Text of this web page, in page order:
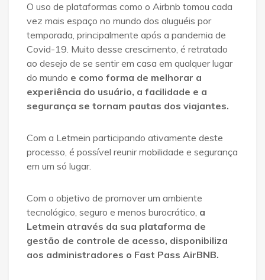
O uso de plataformas como o Airbnb tomou cada
vez mais espaço no mundo dos aluguéis por
temporada, principalmente após a pandemia de
Covid-19. Muito desse crescimento, é retratado
ao desejo de se sentir em casa em qualquer lugar
do mundo e como forma de melhorar a
experiência do usuário, a facilidade e a
segurança se tornam pautas dos viajantes.
Com a Letmein participando ativamente deste
processo, é possível reunir mobilidade e segurança
em um só lugar.
Com o objetivo de promover um ambiente
tecnológico, seguro e menos burocrático, a
Letmein através da sua plataforma de
gestão de controle de acesso, disponibiliza
aos administradores o Fast Pass AirBNB.